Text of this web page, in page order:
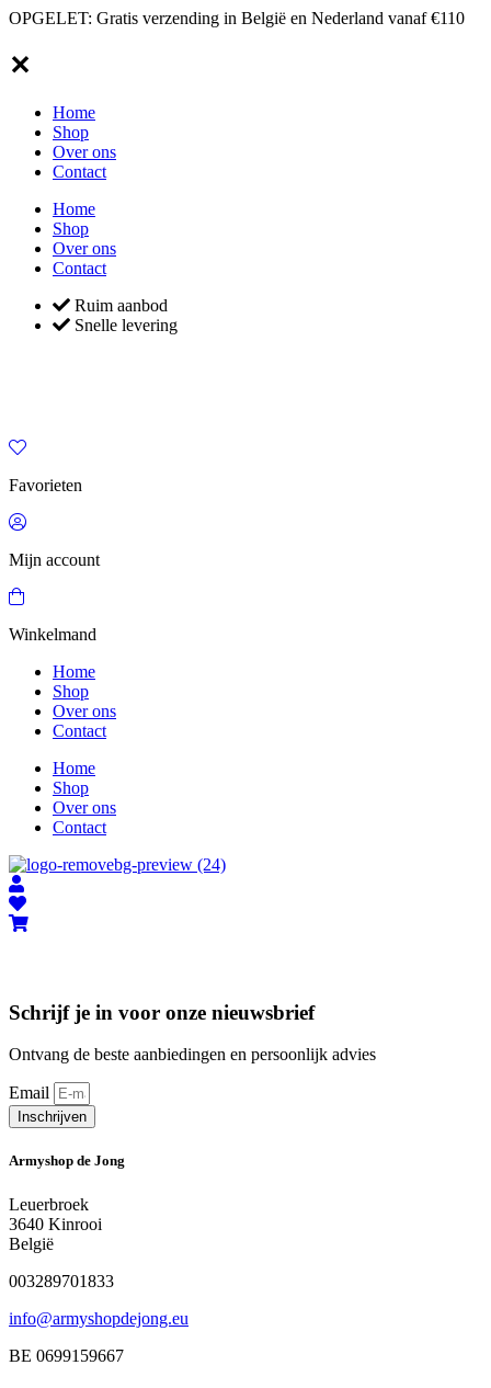
OPGELET: Gratis verzending in België en Nederland vanaf €110
✕
Home
Shop
Over ons
Contact
Home
Shop
Over ons
Contact
Ruim aanbod
Snelle levering
Favorieten
Mijn account
Winkelmand
Home
Shop
Over ons
Contact
Home
Shop
Over ons
Contact
Schrijf je in voor onze nieuwsbrief
Ontvang de beste aanbiedingen en persoonlijk advies
Email
Inschrijven
Armyshop de Jong
Leuerbroek
3640 Kinrooi
België
003289701833
info@armyshopdejong.eu
BE 0699159667